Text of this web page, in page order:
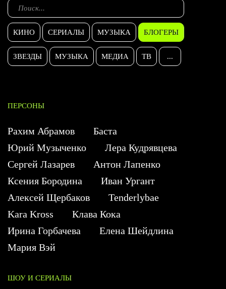
КИНО СЕРИАЛЫ МУЗЫКА БЛОГЕРЫ
ЗВЕЗДЫ МУЗЫКА МЕДИА ТВ ...
ПЕРСОНЫ
Рахим Абрамов
Баста
Юрий Музыченко
Лера Кудрявцева
Сергей Лазарев
Антон Лапенко
Ксения Бородина
Иван Ургант
Алексей Щербаков
Tenderlybae
Kara Kross
Клава Кока
Ирина Горбачева
Елена Шейдлина
Мария Вэй
ШОУ И СЕРИАЛЫ